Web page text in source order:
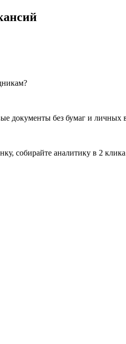
документы без бумаг и личных
собирайте аналитику в 2 клика